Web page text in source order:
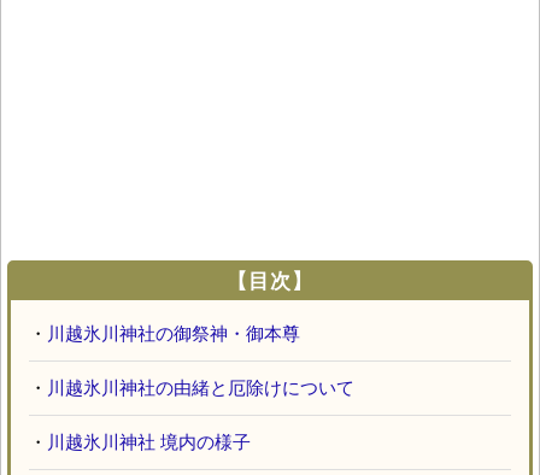
【目次】
・ 川越氷川神社の御祭神・御本尊
・ 川越氷川神社の由緒と厄除けについて
・ 川越氷川神社 境内の様子